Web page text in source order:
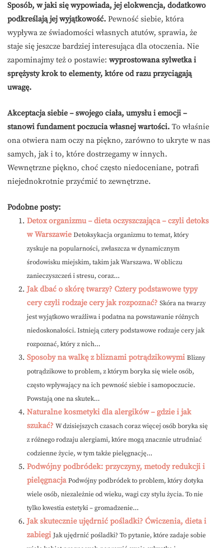
Sposób, w jaki się wypowiada, jej elokwencja, dodatkowo
podkreślają jej wyjątkowość. Pewność siebie, która
wypływa ze świadomości własnych atutów, sprawia, że
staje się jeszcze bardziej interesująca dla otoczenia. Nie
zapominajmy też o postawie: wyprostowana sylwetka i
sprężysty krok to elementy, które od razu przyciągają
uwagę.
Akceptacja siebie – swojego ciała, umysłu i emocji –
stanowi fundament poczucia własnej wartości. To właśnie
ona otwiera nam oczy na piękno, zarówno to ukryte w nas
samych, jak i to, które dostrzegamy w innych.
Wewnętrzne piękno, choć często niedoceniane, potrafi
niejednokrotnie przyćmić to zewnętrzne.
Podobne posty:
Detox organizmu – dieta oczyszczająca – czyli detoks
w Warszawie Detoksykacja organizmu to temat, który
zyskuje na popularności, zwłaszcza w dynamicznym
środowisku miejskim, takim jak Warszawa. W obliczu
zanieczyszczeń i stresu, coraz...
Jak dbać o skórę twarzy? Cztery podstawowe typy
cery czyli rodzaje cery jak rozpoznać? Skóra na twarzy
jest wyjątkowo wrażliwa i podatna na powstawanie różnych
niedoskonałości. Istnieją cztery podstawowe rodzaje cery jak
rozpoznać, który z nich...
Sposoby na walkę z bliznami potrądzikowymi Blizny
potrądzikowe to problem, z którym boryka się wiele osób,
często wpływający na ich pewność siebie i samopoczucie.
Powstają one na skutek...
Naturalne kosmetyki dla alergików – gdzie i jak
szukać? W dzisiejszych czasach coraz więcej osób boryka się
z różnego rodzaju alergiami, które mogą znacznie utrudniać
codzienne życie, w tym także pielęgnację...
Podwójny podbródek: przyczyny, metody redukcji i
pielęgnacja Podwójny podbródek to problem, który dotyka
wiele osób, niezależnie od wieku, wagi czy stylu życia. To nie
tylko kwestia estetyki – gromadzenie...
Jak skutecznie ujędrnić pośladki? Ćwiczenia, dieta i
zabiegi Jak ujędrnić pośladki? To pytanie, które zadaje sobie